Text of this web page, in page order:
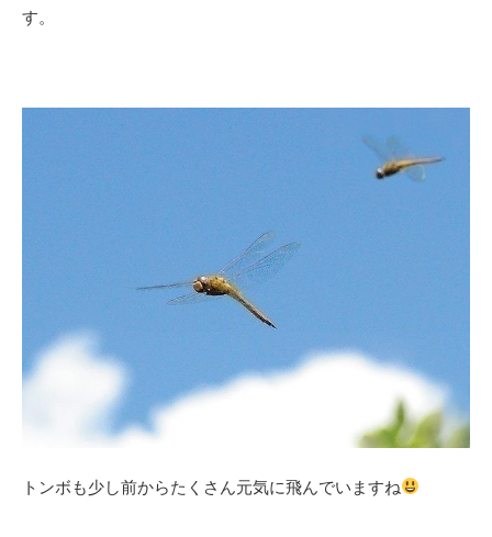
す。
トンボも少し前からたくさん元気に飛んでいますね